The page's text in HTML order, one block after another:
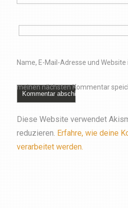
Name, E-Mail-Adresse und
meinen nächsten Kommentar
Diese Website verwendet
reduzieren. Erfahre, wie deine
verarbeitet werden.